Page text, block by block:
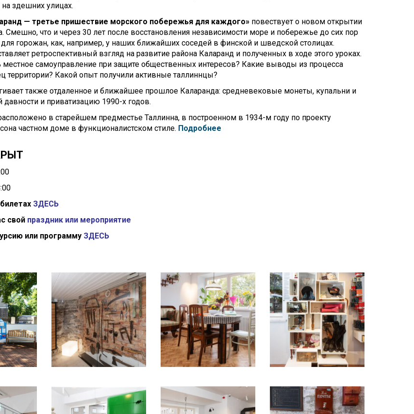
на здешних улицах.
— третье пришествие морского побережья для каждого» повествует о новом открытии
Смешно, что и через 30 лет после восстановления независимости море и побережье до сих пор
горожан, как, например, у наших ближайших соседей в финской и шведской столицах.
ретроспективный взгляд на развитие района Каларанд и полученных в ходе этого уроках.
местное самоуправление при защите общественных интересов? Какие выводы из процесса
территории? Какой опыт получили активные таллиннцы?
также отдаленное и ближайшее прошлое Каларанда: средневековые монеты, купальни и
давности и приватизацию 1990-х годов.
в старейшем предместье Таллинна, в построенном в 1934-м году по проекту
частном доме в функционалистском стиле. Подробнее
ЗДЕСЬ
свой праздник или мероприятие
или программу ЗДЕСЬ